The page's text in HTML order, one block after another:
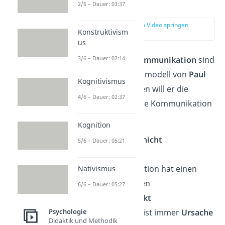
erklärt
zur Stelle im Video springen
(00:16)
Die5 Axiome der Kommunikation sind
ein Kommunikationsmodell von Paul
Watzlawick
. Mit ihnen will er die
zwischenmenschliche Kommunikation
Man kannnicht nicht
Jede Kommunikation hat einen
Inhalts-und einen
Beziehungsaspekt
Kommunikation ist immerUrsache
2/6 – Dauer: 03:37
Konstruktivism
us
3/6 – Dauer: 02:14
Kognitivismus
4/6 – Dauer: 02:37
Kognition
5/6 – Dauer: 05:21
Nativismus
6/6 – Dauer: 05:27
Psychologie
Didaktik und Methodik